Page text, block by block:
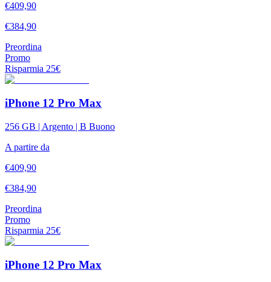
€409,90
€384,90
Preordina
Promo
Risparmia 25€
iPhone 12 Pro Max
256 GB | Argento | B Buono
A partire da
€409,90
€384,90
Preordina
Promo
Risparmia 25€
iPhone 12 Pro Max